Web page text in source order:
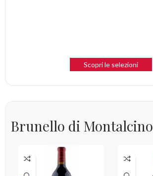
Scopri le selezioni
Brunello di Montalcino